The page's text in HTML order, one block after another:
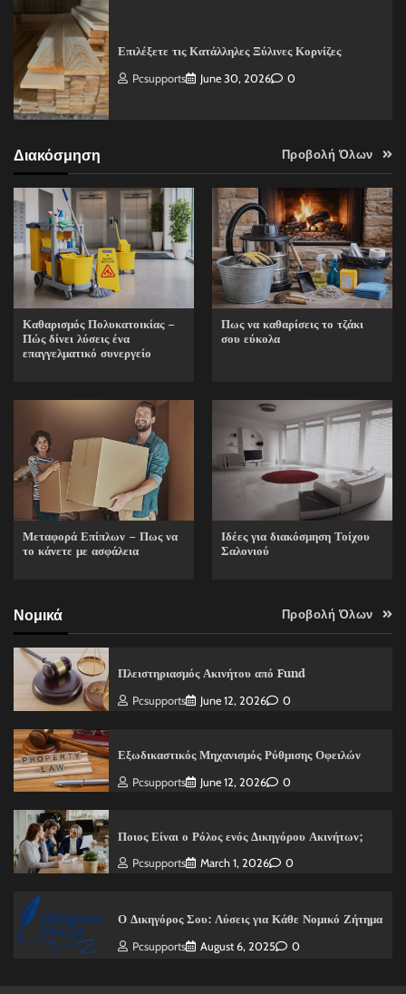
Επιλέξετε τις Κατάλληλες Ξύλινες Κορνίζες
Pcsupports June 30, 2026 0
Διακόσμηση Προβολή Όλων
Καθαρισμός Πολυκατοικίας –
Πώς δίνει λύσεις ένα
επαγγελματικό συνεργείο
Πως να καθαρίσεις το τζάκι
σου εύκολα
Μεταφορά Επίπλων – Πως να
το κάνετε με ασφάλεια
Ιδέες για διακόσμηση Τοίχου
Σαλονιού
Νομικά Προβολή Όλων
Πλειστηριασμός Ακινήτου από Fund
Pcsupports June 12, 2026 0
Εξωδικαστικός Μηχανισμός Ρύθμισης Οφειλών
Pcsupports June 12, 2026 0
Ποιος Είναι ο Ρόλος ενός Δικηγόρου Ακινήτων;
Pcsupports March 1, 2026 0
Ο Δικηγόρος Σου: Λύσεις για Κάθε Νομικό Ζήτημα
Pcsupports August 6, 2025 0